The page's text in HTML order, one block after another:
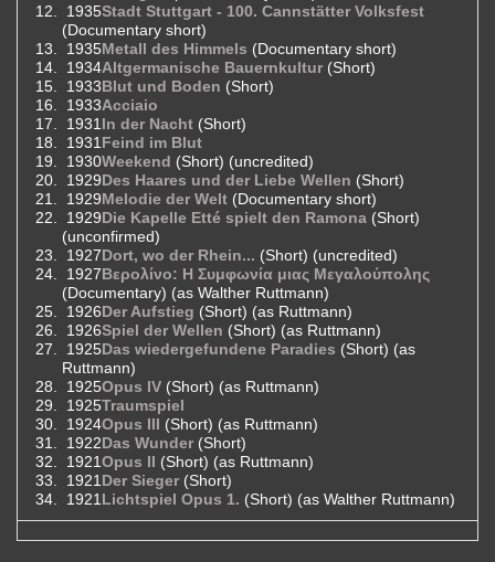
1935Stadt Stuttgart - 100. Cannstätter Volksfest
(Documentary short)
1935Metall des Himmels (Documentary short)
1934Altgermanische Bauernkultur (Short)
1933Blut und Boden (Short)
1933Acciaio
1931 In der Nacht (Short)
1931 Feind im Blut
1930Weekend (Short) (uncredited)
1929Des Haares und der Liebe Wellen (Short)
1929Melodie der Welt (Documentary short)
1929Die Kapelle Etté spielt den Ramona (Short)
(unconfirmed)
1927Dort, wo der Rhein... (Short) (uncredited)
1927Βερολίνο: Η Συμφωνία μιας Μεγαλούπολης
(Documentary) (as Walther Ruttmann)
1926Der Aufstieg (Short) (as Ruttmann)
1926Spiel der Wellen (Short) (as Ruttmann)
1925Das wiedergefundene Paradies (Short) (as
Ruttmann)
1925Opus IV (Short) (as Ruttmann)
1925Traumspiel
1924Opus III (Short) (as Ruttmann)
1922Das Wunder (Short)
1921Opus II (Short) (as Ruttmann)
1921 Der Sieger (Short)
1921 Lichtspiel Opus 1. (Short) (as Walther Ruttmann)